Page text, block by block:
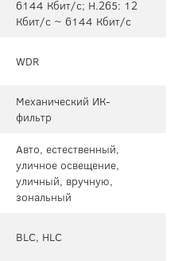
6144 Кбит/с; H.265: 12
Кбит/с ~ 6144 Кбит/с
WDR
Механический ИК-
фильтр
Авто, естественный,
уличное освещение,
уличный, вручную,
зональный
BLC, HLC